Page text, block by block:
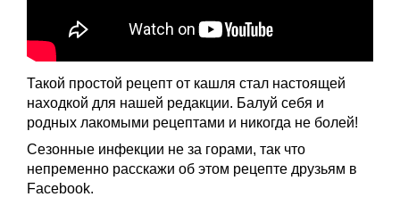
Такой простой рецепт от кашля стал настоящей
находкой для нашей редакции. Балуй себя и
родных лакомыми рецептами и никогда не болей!
Сезонные инфекции не за горами, так что
непременно расскажи об этом рецепте друзьям в
Facebook.